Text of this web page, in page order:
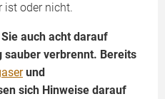
ist oder nicht.
auch acht darauf
sauber verbrennt. Bereits
und
sich Hinweise darauf